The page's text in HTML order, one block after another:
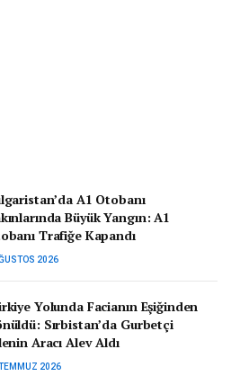
A1 Otobanı
Büyük Yangın: A1
Trafiğe Kapandı
2026
Yolunda Facianın Eşiğinden
Sırbistan’da Gurbetçi
Aracı Alev Aldı
2026